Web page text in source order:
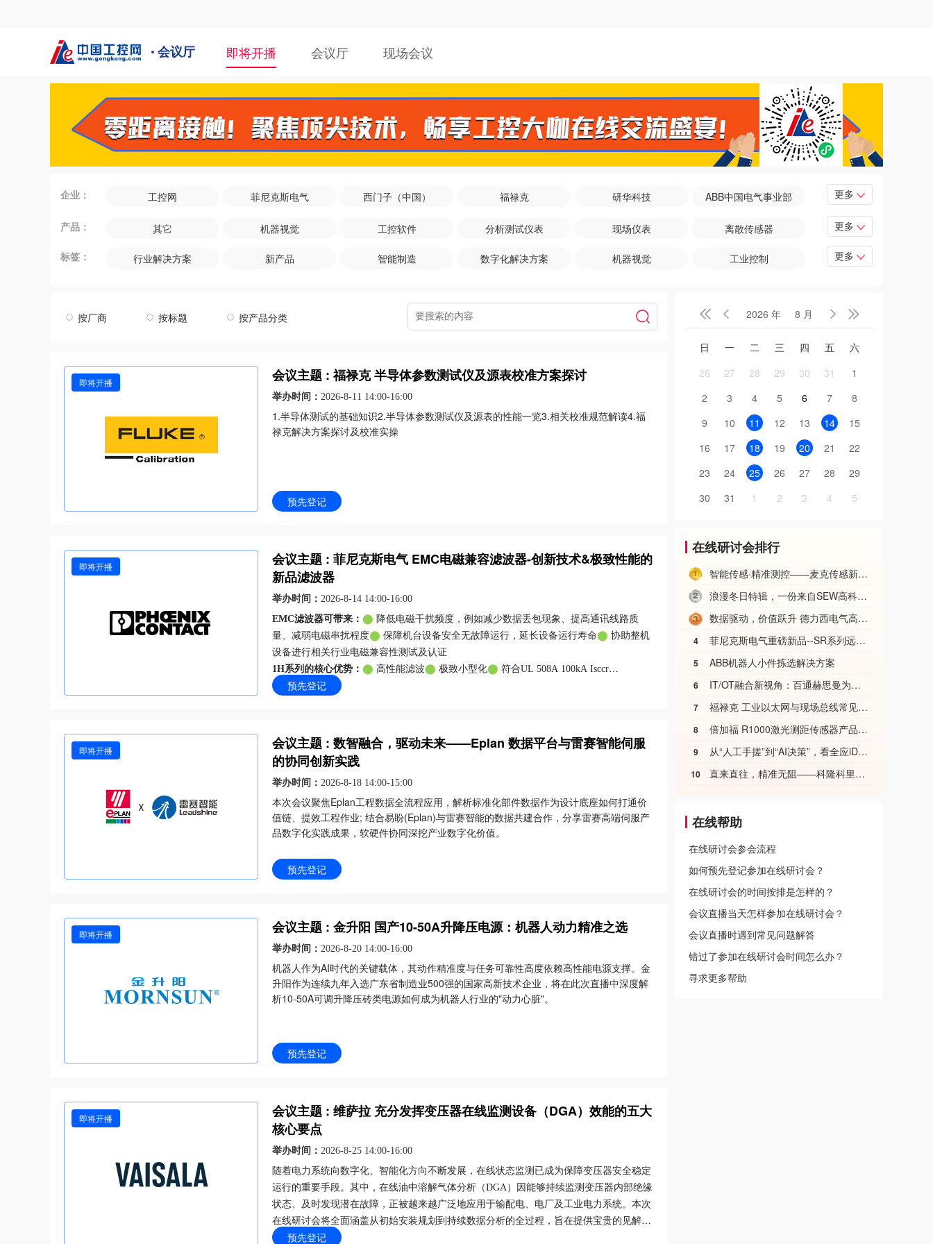
会议厅 即将开播 会议厅 现场会议
企业： 工控网 菲尼克斯电气 西门子（中国） 福禄克 研华科技 ABB中国电气事业部 更多
产品： 其它 机器视觉 工控软件 分析测试仪表 现场仪表
离散传感器
工业以太网
工控机 低压电器 电气连接 嵌入式系统
运动控制
无线通信 DCS 人机界面
可编程自动化控制器 中高压变频器 电机
显示控制仪表
其它
CC-link 精密及重载装配机器人 搬运机器人
示波器
更多
标签： 行业解决方案 新产品 智能制造 数字化解决方案 机器视觉
工业控制
智能装备 边缘计算
智能物流
智慧水务 智慧城市 人工智能
更多
按厂商 按标题 按产品分类
即将开播 会议主题 : 福禄克 半导体参数测试仪及源表校准方案探讨
举办时间： 2026-8-11 14:00-16:00
1.半导体测试的基础知识2.半导体参数测试仪及源表的性能一览3.相关校准规范解读4.福
禄克解决方案探讨及校准实操
预先登记
即将开播
会议主题 : 菲尼克斯电气 EMC电磁兼容滤波器-创新技术&极致性能的
新品滤波器
举办时间： 2026-8-14 14:00-16:00
EMC滤波器可带来： ⬤ 降低电磁干扰频度，例如减少数据丢包现象、提高通讯线路质
量、减弱电磁串扰程度⬤ 保障机台设备安全无故障运行，延长设备运行寿命⬤ 协助整机
设备进行相关行业电磁兼容性测试及认证
1H系列的核心优势： ⬤ 高性能滤波⬤ 极致小型化⬤ 符合UL 508A 100kA Isccr
2N系列的核心优势：
预先登记
即将开播
会议主题 : 数智融合，驱动未来——Eplan 数据平台与雷赛智能伺服
的协同创新实践
举办时间： 2026-8-18 14:00-15:00
本次会议聚焦Eplan工程数据全流程应用，解析标准化部件数据作为设计底座如何打通价
值链、提效工程作业; 结合易盼(Eplan)与雷赛智能的数据共建合作，分享雷赛高端伺服产
品数字化实践成果，软硬件协同深挖产业数字化价值。
预先登记
即将开播 会议主题 : 金升阳 国产10-50A升降压电源：机器人动力精准之选
举办时间： 2026-8-20 14:00-16:00
机器人作为AI时代的关键载体，其动作精准度与任务可靠性高度依赖高性能电源支撑。金
升阳作为连续九年入选广东省制造业500强的国家高新技术企业，将在此次直播中深度解
析10-50A可调升降压砖类电源如何成为机器人行业的"动力心脏"。
突围‌：100%自主可控，破解"卡脖子"难题；‌3. 一体化服务‌：从研发到量产，提供机器人
电源全周期支持。‌适合人群‌：机器人制造商、电池测试工程师、自动化设备研发团队。
预先登记
即将开播
会议主题 : 维萨拉 充分发挥变压器在线监测设备（DGA）效能的五大
核心要点
举办时间： 2026-8-25 14:00-16:00
随着电力系统向数字化、智能化方向不断发展，在线状态监测已成为保障变压器安全稳定
运行的重要手段。其中，在线油中溶解气体分析（DGA）因能够持续监测变压器内部绝缘
状态、及时发现潜在故障，正被越来越广泛地应用于输配电、电厂及工业电力系统。 本次
在线研讨会将全面涵盖从初始安装规划到持续数据分析的全过程，旨在提供宝贵的见解和
实用建议，助力实施
预先登记
  2026 年 8 月  
日 一 二 三 四 五
六
26
27 28 29 30 31
1
2
3 4 5 6 7
8
9
10 11 12 13 14
15
16
17 18 19 20 21
22
23
24 25 26 27 28
29
30
31 1 2 3 4 5
在线研讨会排行
智能传感·精准测控——麦克传感新一代智能压力变送器产品解码
2 浪漫冬日特辑，一份来自SEW高科技含量的圣诞礼物——SEW电子新产品技术交流
3 数据驱动，价值跃升 德力西电气高质量部件库优化您的电气设计全流程
4 菲尼克斯电气重磅新品--SR系列远程I/O
5 ABB机器人小件拣选解决方案
6 IT/OT融合新视角：百通赫思曼为半导体数字化工厂网络解决方案赋能
7 福禄克 工业以太网与现场总线常见故障诊断与测试解决方案
8 倍加福 R1000激光测距传感器产品发布
9 从“人工手搓”到“AI决策”，看全应iDiC的工业智能控制实战
10 直来直往，精准无阻——科隆科里奥利质量流量计直管解决方案
在线帮助
在线研讨会参会流程
如何预先登记参加在线研讨会？
在线研讨会的时间按排是怎样的？
会议直播当天怎样参加在线研讨会？
会议直播时遇到常见问题解答
错过了参加在线研讨会时间怎么办？
寻求更多帮助